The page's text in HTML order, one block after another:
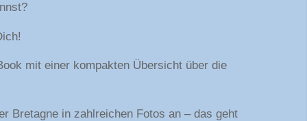
mit einer kompakten Übersicht über die
Bretagne in zahlreichen Fotos an – das geht